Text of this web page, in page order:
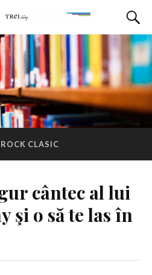
ROCK CLASIC
cântec al lui
şi o să te las în